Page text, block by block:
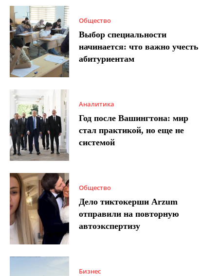
Общество
Выбор специальности
начинается: что важно учесть
абитуриентам
Аналитика
Год после Вашингтона: мир
стал практикой, но еще не
системой
Общество
Дело тиктокерши Arzum
отправили на повторную
автоэкспертизу
Бизнес